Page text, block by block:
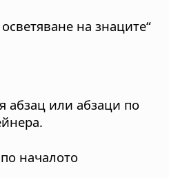
на знаците“
абзац или абзаци по
началото